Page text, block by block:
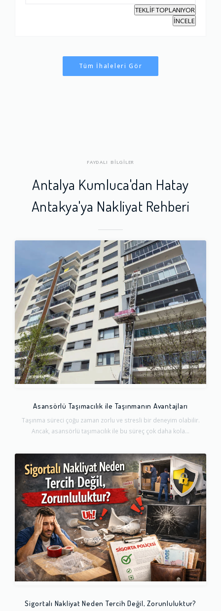
TEKLİF TOPLANIYOR
İNCELE
Tüm İhaleleri Gör
FAYDALI BİLGİLER
Antalya Kumluca'dan Hatay
Antakya'ya Nakliyat Rehberi
Asansörlü Taşımacılık ile Taşınmanın Avantajları
Taşınma süreci çoğu zaman zorlu ve stresli bir deneyim olabilir.
Ancak, asansörlü taşımacılık ile bu süreç çok daha kola...
Sigortalı Nakliyat Neden Tercih Değil, Zorunluluktur?